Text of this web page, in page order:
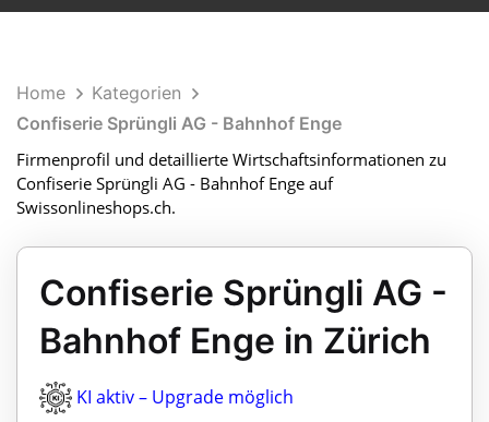
Home
Kategorien
Confiserie Sprüngli AG - Bahnhof Enge
Firmenprofil und detaillierte Wirtschaftsinformationen zu
Confiserie Sprüngli AG - Bahnhof Enge auf
Swissonlineshops.ch.
Confiserie Sprüngli AG -
Bahnhof Enge in Zürich
KI aktiv – Upgrade möglich